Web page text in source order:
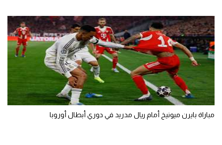
مباراة بايرن ميونيخ أمام ريال مدريد في دوري أبطال أوروبا